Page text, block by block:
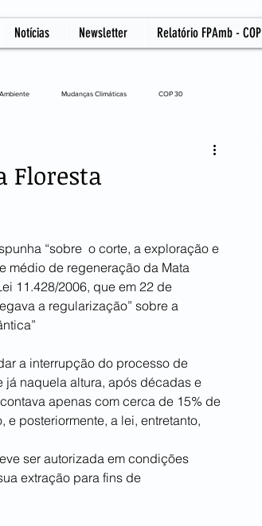
Notícias Newsletter Relatório FPAmb - COP
Mudanças Climáticas COP 30
Floresta
“sobre  o corte, a exploração e
médio de regeneração da Mata
11.428/2006, que em 22 de
a regularização” sobre a
a interrupção do processo de
naquela altura, após décadas e
apenas com cerca de 15% de
posteriormente, a lei, entretanto,
ser autorizada em condições
extração para fins de